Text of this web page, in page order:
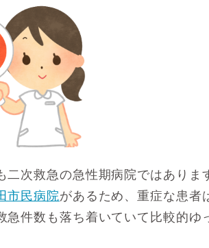
二次救急の急性期病院ではありま
市民病院があるため、重症な患者
急件数も落ち着いていて比較的ゆ